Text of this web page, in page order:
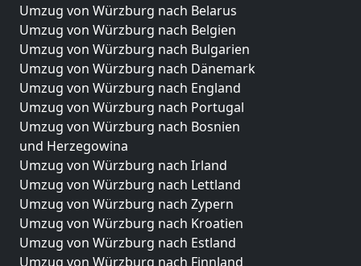
Umzug von Würzburg nach Belarus
Umzug von Würzburg nach Belgien
Umzug von Würzburg nach Bulgarien
Umzug von Würzburg nach Dänemark
Umzug von Würzburg nach England
Umzug von Würzburg nach Portugal
Umzug von Würzburg nach Bosnien
und Herzegowina
Umzug von Würzburg nach Irland
Umzug von Würzburg nach Lettland
Umzug von Würzburg nach Zypern
Umzug von Würzburg nach Kroatien
Umzug von Würzburg nach Estland
Umzug von Würzburg nach Finnland